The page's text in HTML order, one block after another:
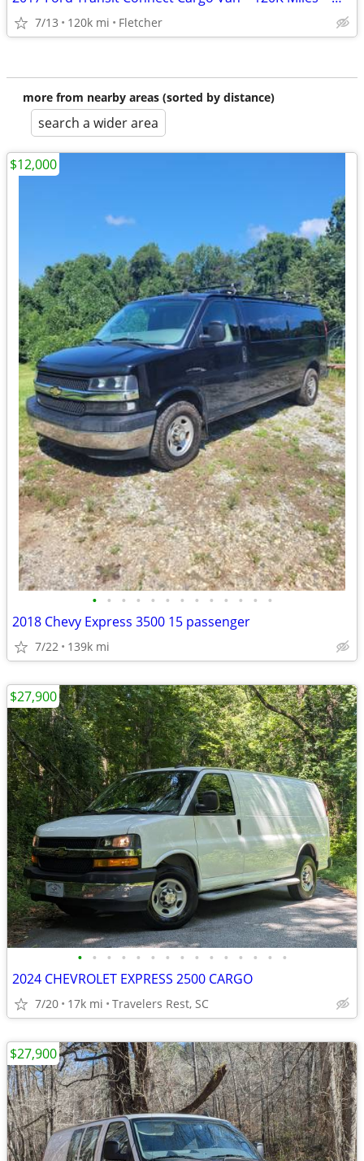
7/13 120k mi Fletcher
more from nearby areas (sorted by distance)
search a wider area
• • • • • • • • • • • • •
2018 Chevy Express 3500 15 passenger
7/22 139k mi
$12,000
• • • • • • • • • • • • • • •
2024 CHEVROLET EXPRESS 2500 CARGO
7/20 17k mi Travelers Rest, SC
$27,900
$27,900